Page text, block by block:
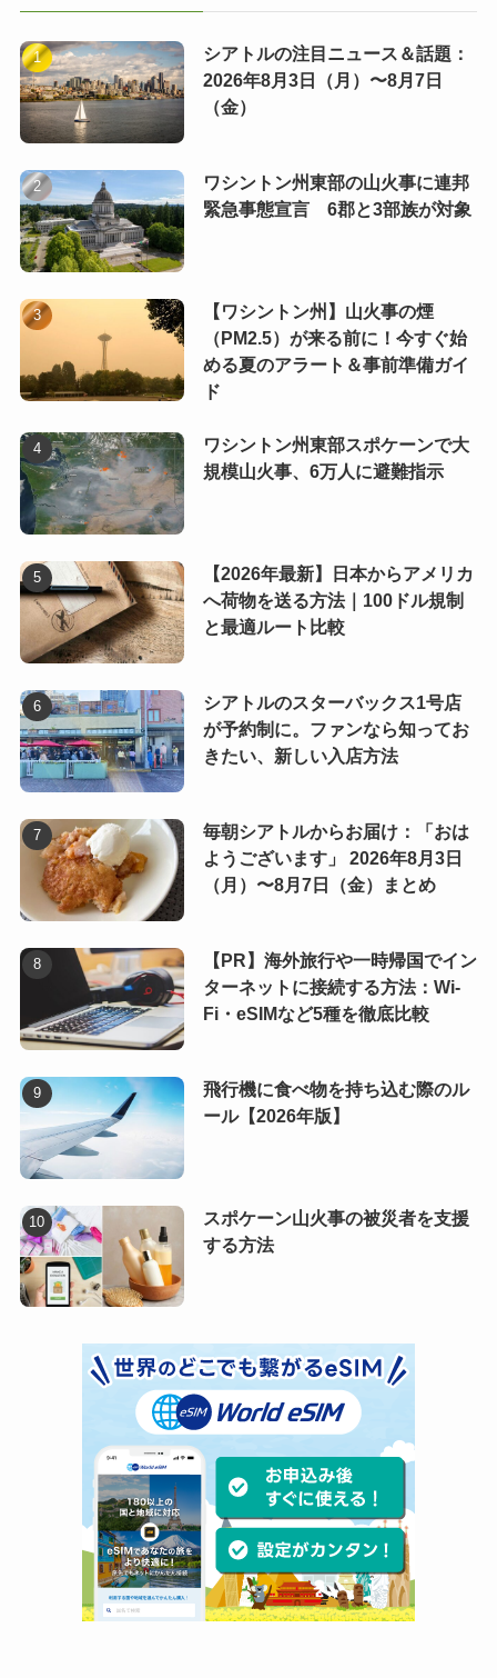
シアトルの注目ニュース＆話題：
2026年8月3日（月）〜8月7日
（金）
ワシントン州東部の山火事に連邦
緊急事態宣言 6郡と3部族が対象
【ワシントン州】山火事の煙
（PM2.5）が来る前に！今すぐ始
める夏のアラート＆事前準備ガイ
ド
ワシントン州東部スポケーンで大
規模山火事、6万人に避難指示
【2026年最新】日本からアメリカ
へ荷物を送る方法｜100ドル規制
と最適ルート比較
シアトルのスターバックス1号店
が予約制に。ファンなら知ってお
きたい、新しい入店方法
毎朝シアトルからお届け：「おは
ようございます」 2026年8月3日
（月）〜8月7日（金）まとめ
【PR】海外旅行や一時帰国でイン
ターネットに接続する方法：Wi-
Fi・eSIMなど5種を徹底比較
飛行機に食べ物を持ち込む際のル
ール【2026年版】
スポケーン山火事の被災者を支援
する方法